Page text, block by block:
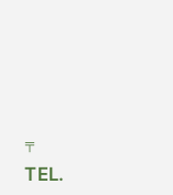
〒
TEL.